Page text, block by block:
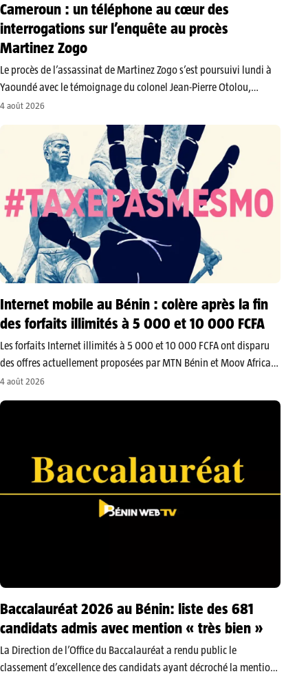
Cameroun : un téléphone au cœur des
interrogations sur l’enquête au procès
Martinez Zogo
Le procès de l’assassinat de Martinez Zogo s’est poursuivi lundi à
Yaoundé avec le témoignage du colonel Jean-Pierre Otolou,
chargé des premières investigations. L’ancien animateur radio
capitale camerounaise,…
4 août 2026
Internet mobile au Bénin : colère après la fin
des forfaits illimités à 5 000 et 10 000 FCFA
Les forfaits Internet illimités à 5 000 et 10 000 FCFA ont disparu
des offres actuellement proposées par MTN Bénin et Moov Africa
Bénin. Les abonnés doivent désormais débourser au moins 15 100
4 août 2026
Baccalauréat 2026 au Bénin: liste des 681
candidats admis avec mention « très bien »
​La Direction de l’Office du Baccalauréat a rendu public le
classement d’excellence des candidats ayant décroché la mention